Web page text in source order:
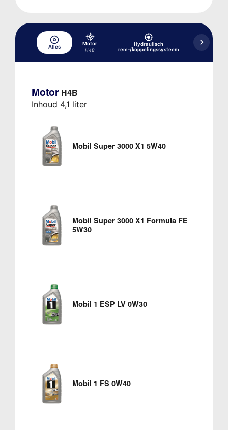
Alles
Motor
H4B
Hydraulisch
rem-/koppelingssysteem
Koelsysteem
Motor H4B
Inhoud 4,1 liter
Mobil Super 3000 X1 5W40
Mobil Super 3000 X1 Formula FE
5W30
Mobil 1 ESP LV 0W30
Mobil 1 FS 0W40